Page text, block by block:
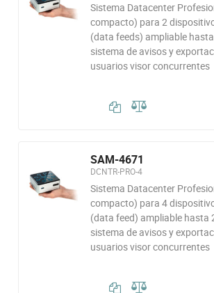
Sistema Datacenter
compacto) para 2
(data feeds) ampliable
sistema de avisos y
usuarios visor concurrentes
SAM-4671
DCNTR-PRO-4
Sistema Datacenter
compacto) para 4
(data feed) ampliable hasta
sistema de avisos y
usuarios visor concurrentes